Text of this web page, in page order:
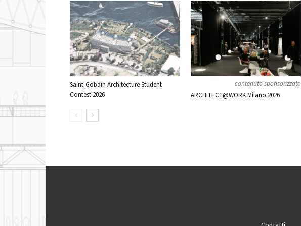
Saint-Gobain Architecture Student
Contest 2026
contenuto sponsorizzato
ARCHITECT@WORK Milano 2026